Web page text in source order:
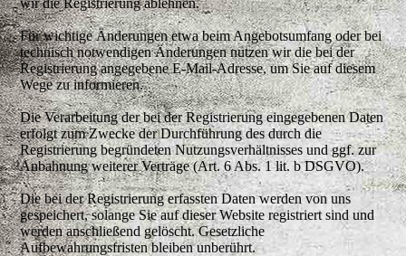
wir die Registrierung ablehnen.
Für wichtige Änderungen etwa beim Angebotsumfang oder bei
technisch notwendigen Änderungen nutzen wir die bei der
Registrierung angegebene E-Mail-Adresse, um Sie auf diesem
Wege zu informieren.
Die Verarbeitung der bei der Registrierung eingegebenen Daten
erfolgt zum Zwecke der Durchführung des durch die
Registrierung begründeten Nutzungsverhältnisses und ggf. zur
Anbahnung weiterer Verträge (Art. 6 Abs. 1 lit. b DSGVO).
Die bei der Registrierung erfassten Daten werden von uns
gespeichert, solange Sie auf dieser Website registriert sind und
werden anschließend gelöscht. Gesetzliche
Aufbewahrungsfristen bleiben unberührt.